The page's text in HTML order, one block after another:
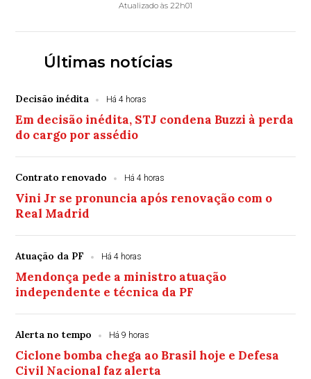
Atualizado às 22h01
Últimas notícias
Decisão inédita Há 4 horas
Em decisão inédita, STJ condena Buzzi à perda
do cargo por assédio
Contrato renovado Há 4 horas
Vini Jr se pronuncia após renovação com o
Real Madrid
Atuação da PF Há 4 horas
Mendonça pede a ministro atuação
independente e técnica da PF
Alerta no tempo Há 9 horas
Ciclone bomba chega ao Brasil hoje e Defesa
Civil Nacional faz alerta